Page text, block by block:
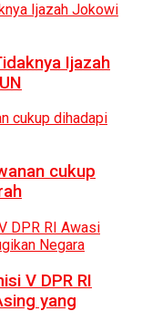
Ijazah
cukup
V DPR RI
yang